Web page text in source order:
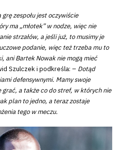
zespołu jest oczywiście
ma „młotek” w nodze, więc nie
strzałów, a jeśli już, to musimy je
podanie, więc też trzeba mu to
ani Bartek Nowak nie mogą mieć
Szulczek i podkreśla: – Dotąd
defensywnymi. Mamy swoje
grać, a także co do stref, w których nie
plan to jedno, a teraz zostaje
tego w meczu.